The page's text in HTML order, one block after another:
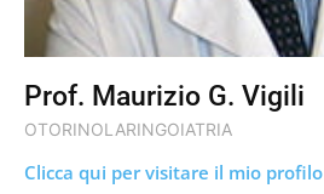
Prof. Maurizio G. Vigili
OTORINOLARINGOIATRIA
Clicca qui per visitare il mio profilo